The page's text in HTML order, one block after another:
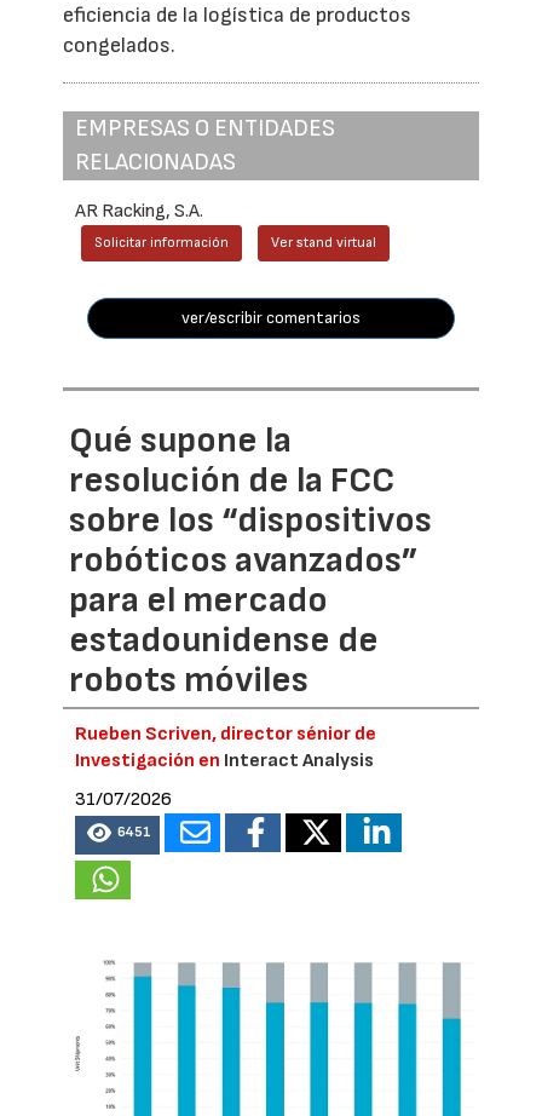
eficiencia de la logística de productos
congelados.
EMPRESAS O ENTIDADES
RELACIONADAS
AR Racking, S.A.
Solicitar información Ver stand virtual
ver/escribir comentarios
Qué supone la
resolución de la FCC
sobre los “dispositivos
robóticos avanzados”
para el mercado
estadounidense de
robots móviles
Rueben Scriven, director sénior de
Investigación en Interact Analysis
31/07/2026
6451